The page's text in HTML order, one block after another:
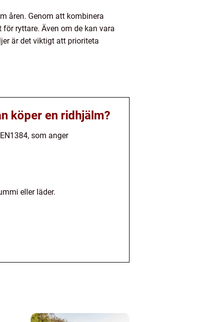
åren. Genom att kombinera
ryttare. Även om de kan vara
är det viktigt att prioriteta
köper en ridhjälm?
som anger
eller läder.